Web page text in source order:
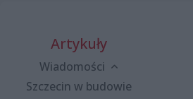
Artykuły
Wiadomości
Szczecin w budowie